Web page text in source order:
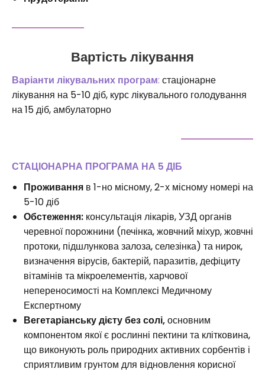
Вартість лікування
Варіанти лікувальних програм: стаціонарне
лікування на 5-10 діб, курс лікувального голодування
на 15 діб, амбулаторно
СТАЦІОНАРНА ПРОГРАМА НА 5 ДІБ
Проживання в 1-но місному, 2-х місному номері на
5-10 діб
Обстеження: консультація лікарів, УЗД органів
черевної порожнини (печінка, жовчний міхур, жовчні
протоки, підшлункова залоза, селезінка) та нирок,
визначення вірусів, бактерій, паразитів, дефіциту
вітамінів та мікроелементів, харчової
непереносимості на Комплексі Медичному
Експертному
Вегетаріанську дієту без солі,основним
компонентом якої є рослинні пектини та клітковина,
що виконують роль природних активних сорбентів і
сприятливим грунтом для відновлення корисної